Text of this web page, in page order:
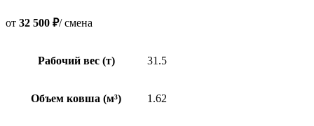
от 32 500 ₽/ смена
Рабочий вес (т) 31.5
Объем ковша (м³) 1.62